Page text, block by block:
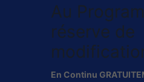
Au
réserve de
En Continu